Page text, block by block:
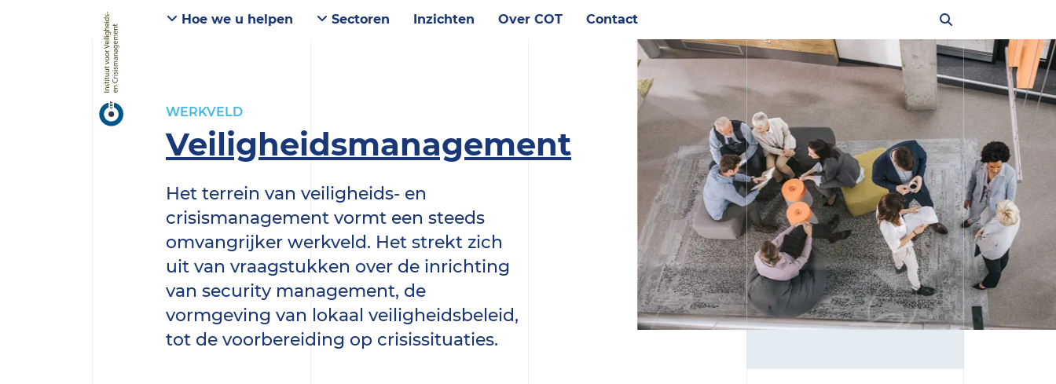
Hoe we u helpen Sectoren Inzichten Over COT Contact
WERKVELD
Veiligheidsmanagement
Het terrein van veiligheids- en
crisismanagement vormt een steeds
omvangrijker werkveld. Het strekt zich
uit van vraagstukken over de inrichting
van security management, de
vormgeving van lokaal veiligheidsbeleid,
tot de voorbereiding op crisissituaties.